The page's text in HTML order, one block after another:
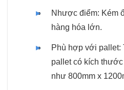
Nhược điểm: Kém
hàng hóa lớn.
Phù hợp với
pallet có kích
như 800mm x